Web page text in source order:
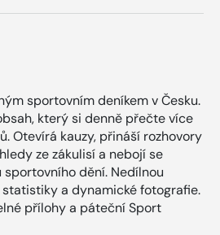
sportovním deníkem v Česku.
který si denně přečte více
Otevírá kauzy, přináší rozhovory
ze zákulisí a nebojí se
dění. Nedílnou
a dynamické fotografie.
přílohy a páteční Sport